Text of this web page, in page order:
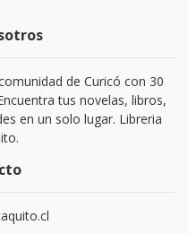
de Curicó con 30
tus novelas, libros,
en un solo lugar. Libreria